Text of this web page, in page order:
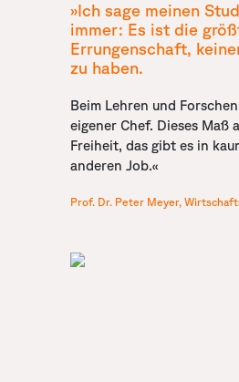
»Ich sage meinen
immer: Es ist die
Errungenschaft,
zu haben.
Beim Lehren und
eigener Chef. Dieses Maß
Freiheit, das gibt es in
anderen Job.«
Prof. Dr. Peter Meyer,